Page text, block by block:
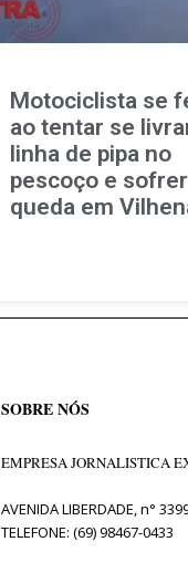
Motociclista se
ao tentar se
linha de pipa no
pescoço e sofrer
queda em
SOBRE NÓS
EMPRESA JORNALISTICA
AVENIDA LIBERDADE, n°
TELEFONE: (69) 98467-0433